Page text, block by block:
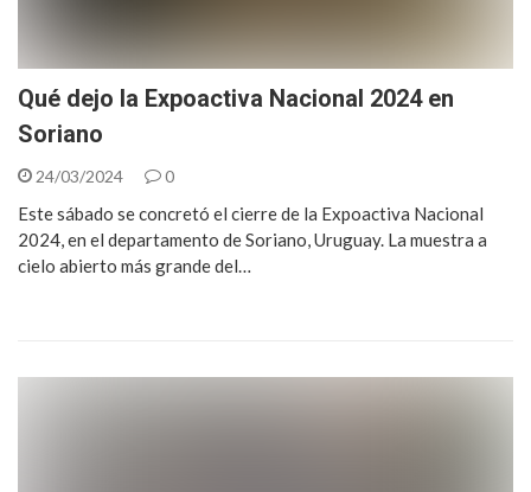
Qué dejo la Expoactiva Nacional 2024 en
Soriano
24/03/2024 0
Este sábado se concretó el cierre de la Expoactiva Nacional
2024, en el departamento de Soriano, Uruguay. La muestra a
cielo abierto más grande del…